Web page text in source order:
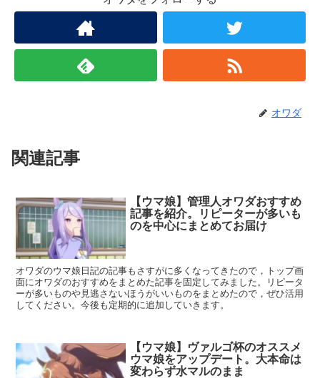
オワダ
関連記事
【ウマ娘】管理人オワダおすすめ
記事を紹介。リピーターが多いも
のを中心にまとめてお届け
オワダのウマ娘日記の記事もさすがに多くなってきたので，トップ画
面にオワダのおすすめをまとめた記事を固定してみました。リピータ
ーが多いものや見逃さないほうがいいものをまとめたので，ぜひ活用
してください。今後も定期的に追加していきます。
【ウマ娘】ヴァルゴ杯のオススメ
ウマ娘をアップデート。大本命は
変わらず水マルのまま